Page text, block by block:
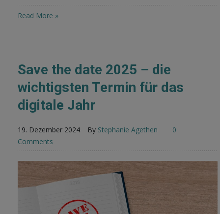
Read More »
Save the date 2025 – die
wichtigsten Termin für das
digitale Jahr
19. Dezember 2024 By Stephanie Agethen
0
Comments